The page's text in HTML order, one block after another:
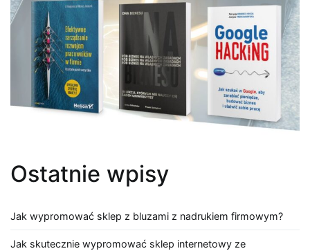
Ostatnie wpisy
Jak wypromować sklep z bluzami z nadrukiem firmowym?
Jak skutecznie wypromować sklep internetowy ze